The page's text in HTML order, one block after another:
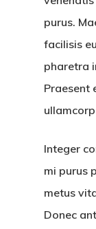
purus.
facilisis
pharetra
Praesent
Integer
mi purus
metus
Donec